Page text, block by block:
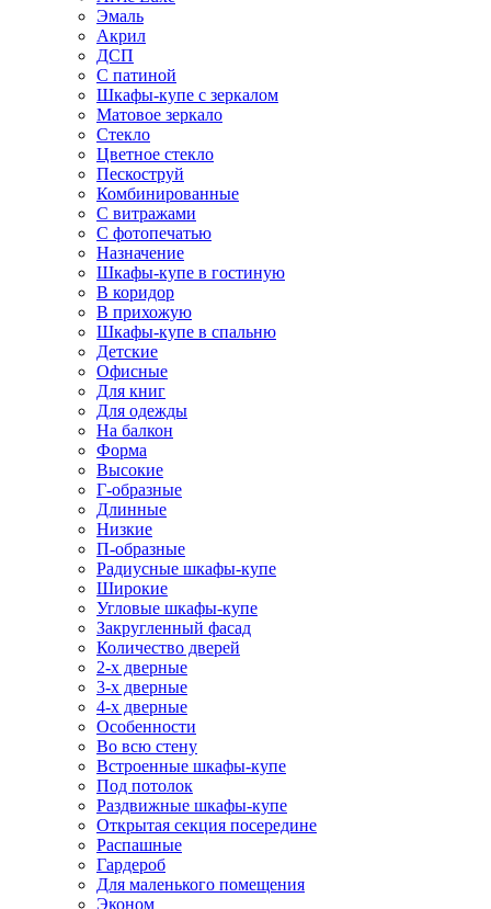
Эмаль
Акрил
ДСП
С патиной
Шкафы-купе с зеркалом
Матовое зеркало
Стекло
Цветное стекло
Пескоструй
Комбинированные
С витражами
С фотопечатью
Назначение
Шкафы-купе в гостиную
В коридор
В прихожую
Шкафы-купе в спальню
Детские
Офисные
Для книг
Для одежды
На балкон
Форма
Высокие
Г-образные
Длинные
Низкие
П-образные
Радиусные шкафы-купе
Широкие
Угловые шкафы-купе
Закругленный фасад
Количество дверей
2-х дверные
3-х дверные
4-х дверные
Особенности
Во всю стену
Встроенные шкафы-купе
Под потолок
Раздвижные шкафы-купе
Открытая секция посередине
Распашные
Гардероб
Для маленького помещения
Эконом